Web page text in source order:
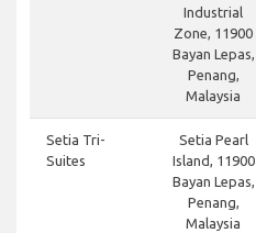
Industrial
Zone, 11900
Bayan Lepas,
Penang,
Malaysia
Setia Tri-
Suites
Setia Pearl
Island, 11900
Bayan Lepas,
Penang,
Malaysia